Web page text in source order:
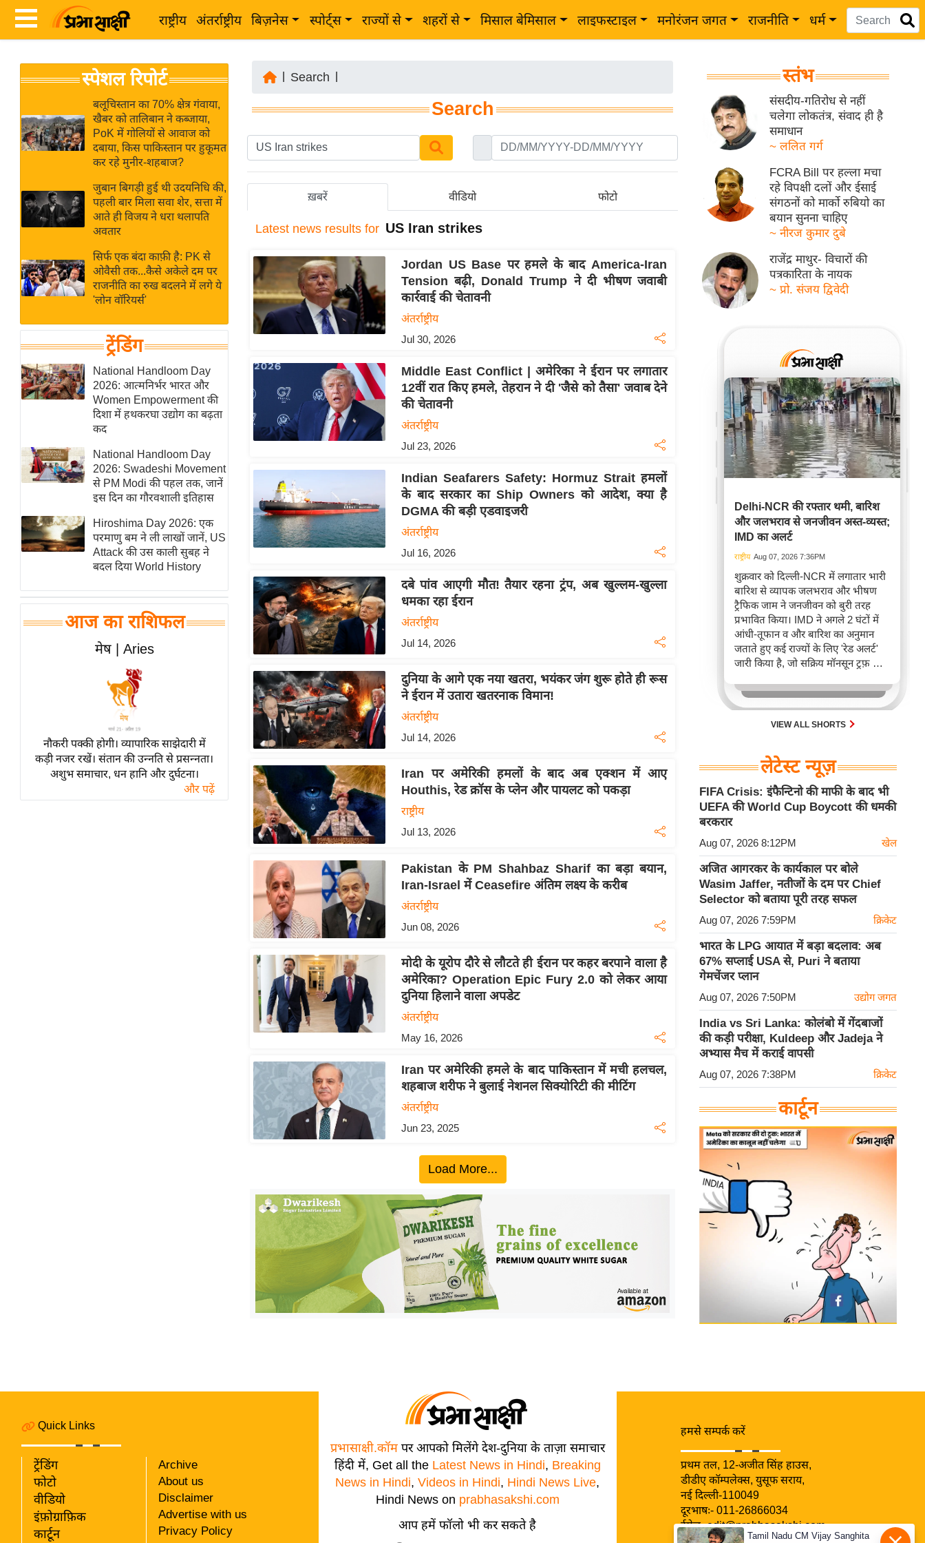
राष्ट्रीय अंतर्राष्ट्रीय बिज़नेस स्पोर्ट्स राज्यों से शहरों से मिसाल बेमिसाल लाइफस्टाइल मनोरंजन जगत राजनीति धर्म
News
Hindi
Hindi
Live
News in
Hindi
News
Hindi
Videos
ब
र
अंतर्राष्ट्रीय
बिज़नेस
उद्योग
विशेषज्ञ
राय
खेल
क्रिकेट
IPL
2026
मिसाल बेमिसाल
शख्सियत
यंग इंडिया
साहित्य जगत
ऑटो वर्ल्ड
न्यूज ब्रीफ
बॉलीवुड
हॉलीवुड
फिल्म समीक्षा
लाइफस्टाइल
टेक्नॉलॉजी
ब्यूटी/फैशन
घरेलू नुस्खे
विधानसभा
चुनाव
फोटो
वीडियो
स्पेशल रिपोर्ट
बलूचिस्तान का 70% क्षेत्र गंवाया,
खैबर को तालिबान ने कब्जाया,
PoK में गोलियों से आवाज को
दबाया, किस पाकिस्तान पर हुकूमत
कर रहे मुनीर-शहबाज?
जुबान बिगड़ी हुई थी उदयनिधि की,
पहली बार मिला सवा शेर, सत्ता में
आते ही विजय ने धरा थलापति
अवतार
सिर्फ एक बंदा काफ़ी है: PK से
ओवैसी तक...कैसे अकेले दम पर
राजनीति का रुख बदलने में लगे ये
'लोन वॉरियर्स'
ट्रेंडिंग
National Handloom Day
2026: आत्मनिर्भर भारत और
Women Empowerment की
दिशा में हथकरघा उद्योग का बढ़ता
कद
National Handloom Day
2026: Swadeshi Movement
से PM Modi की पहल तक, जानें
इस दिन का गौरवशाली इतिहास
Hiroshima Day 2026: एक
परमाणु बम ने ली लाखों जानें, US
Attack की उस काली सुबह ने
बदल दिया World History
आज का राशिफल
मेष | Aries
नौकरी पक्की होगी। व्यापारिक साझेदारी में
कड़ी नजर रखें। संतान की उन्नति से प्रसन्नता।
अशुभ समाचार, धन हानि और दुर्घटना।
और पढ़ें
Search
Search
ख़बरें वीडियो फोटो
Latest news results for US Iran strikes
Jordan US Base पर हमले के बाद America-Iran
Tension बढ़ी, Donald Trump ने दी भीषण जवाबी
कार्रवाई की चेतावनी
अंतर्राष्ट्रीय
Jul 30, 2026
Middle East Conflict | अमेरिका ने ईरान पर लगातार
12वीं रात किए हमले, तेहरान ने दी 'जैसे को तैसा' जवाब देने
की चेतावनी
अंतर्राष्ट्रीय
Jul 23, 2026
Indian Seafarers Safety: Hormuz Strait हमलों
के बाद सरकार का Ship Owners को आदेश, क्या है
DGMA की बड़ी एडवाइजरी
अंतर्राष्ट्रीय
Jul 16, 2026
दबे पांव आएगी मौत! तैयार रहना ट्रंप, अब खुल्लम-खुल्ला
धमका रहा ईरान
अंतर्राष्ट्रीय
Jul 14, 2026
दुनिया के आगे एक नया खतरा, भयंकर जंग शुरू होते ही रूस
ने ईरान में उतारा खतरनाक विमान!
अंतर्राष्ट्रीय
Jul 14, 2026
Iran पर अमेरिकी हमलों के बाद अब एक्शन में आए
Houthis, रेड क्रॉस के प्लेन और पायलट को पकड़ा
राष्ट्रीय
Jul 13, 2026
Pakistan के PM Shahbaz Sharif का बड़ा बयान,
Iran-Israel में Ceasefire अंतिम लक्ष्य के करीब
अंतर्राष्ट्रीय
Jun 08, 2026
मोदी के यूरोप दौरे से लौटते ही ईरान पर कहर बरपाने वाला है
अमेरिका? Operation Epic Fury 2.0 को लेकर आया
दुनिया हिलाने वाला अपडेट
अंतर्राष्ट्रीय
May 16, 2026
Iran पर अमेरिकी हमले के बाद पाकिस्तान में मची हलचल,
शहबाज शरीफ ने बुलाई नेशनल सिक्‍योरिटी की मीटिंग
अंतर्राष्ट्रीय
Jun 23, 2025
Load More...
स्तंभ
संसदीय-गतिरोध से नहीं
चलेगा लोकतंत्र, संवाद ही है
समाधान
~ ललित गर्ग
FCRA Bill पर हल्ला मचा
रहे विपक्षी दलों और ईसाई
संगठनों को मार्को रुबियो का
बयान सुनना चाहिए
~ नीरज कुमार दुबे
राजेंद्र माथुर- विचारों की
पत्रकारिता के नायक
~ प्रो. संजय द्विवेदी
Delhi-NCR की रफ्तार थमी, बारिश
और जलभराव से जनजीवन अस्त-व्यस्त;
IMD का अलर्ट
राष्ट्रीय Aug 07, 2026 7:36PM
शुक्रवार को दिल्ली-NCR में लगातार भारी
बारिश से व्यापक जलभराव और भीषण
ट्रैफिक जाम ने जनजीवन को बुरी तरह
प्रभावित किया। IMD ने अगले 2 घंटों में
आंधी-तूफान व और बारिश का अनुमान
जताते हुए कई राज्यों के लिए 'रेड अलर्ट'
जारी किया है, जो सक्रिय मॉनसून ट्रफ़ और
जिससे यातायात बाधित होने के साथ-साथ
सफदरजंग अस्पताल में भी जलभराव की
स्थिति बनी।VIEW ALL SHORTS
लेटेस्ट न्यूज़
FIFA Crisis: इंफैन्टिनो की माफी के बाद भी
UEFA की World Cup Boycott की धमकी
बरकरार
Aug 07, 2026 8:12PM खेल
अजित आगरकर के कार्यकाल पर बोले
Wasim Jaffer, नतीजों के दम पर Chief
Selector को बताया पूरी तरह सफल
Aug 07, 2026 7:59PM क्रिकेट
भारत के LPG आयात में बड़ा बदलाव: अब
67% सप्लाई USA से, Puri ने बताया
गेमचेंजर प्लान
Aug 07, 2026 7:50PM उद्योग जगत
India vs Sri Lanka: कोलंबो में गेंदबाजों
की कड़ी परीक्षा, Kuldeep और Jadeja ने
अभ्यास मैच में कराई वापसी
Aug 07, 2026 7:38PM क्रिकेट
कार्टून
Quick Links
ट्रेंडिंग
फोटो
वीडियो
इंफ़ोग्राफ़िक
कार्टून
Archive
About us
Disclaimer
Advertise with us
Privacy Policy
प्रभासाक्षी.कॉमपर आपको मिलेंगे देश-दुनिया के ताज़ा समाचार
हिंदी में, Get all the Latest News in Hindi, Breaking
News in Hindi,Videos in Hindi, Hindi News Live,
Hindi News on prabhasakshi.com
आप हमें फॉलो भी कर सकते है
हमसे सम्पर्क करें
प्रथम तल, 12-अजीत सिंह हाउस,
डीडीए कॉम्पलेक्स, युसूफ सराय,
नई दिल्ली-110049
दूरभाषः- 011-26866034
ईमेल-edit@prabhasakshi.com
Tamil Nadu CM Vijay Sanghita